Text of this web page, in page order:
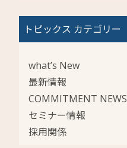
トピックス カテゴリー
what’s New
最新情報
COMMITMENT NEWS
セミナー情報
採用関係